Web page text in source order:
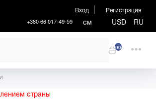
Вход Регистрация
+380 66 017-49-59 см USD RU
00
страны